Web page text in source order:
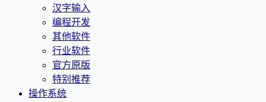
汉字输入
编程开发
其他软件
行业软件
官方原版
特别推荐
操作系统